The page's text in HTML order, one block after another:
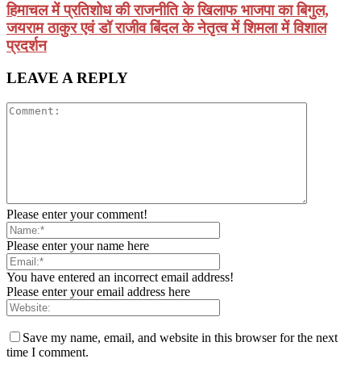
हिमाचल में प्रतिशोध की राजनीति के खिलाफ भाजपा का बिगुल,
जयराम ठाकुर एवं डॉ राजीव बिंदल के नेतृत्व में शिमला में विशाल
प्रदर्शन
LEAVE A REPLY
Please enter your comment!
Please enter your name here
You have entered an incorrect email address!
Please enter your email address here
Save my name, email, and website in this browser for the next
time I comment.